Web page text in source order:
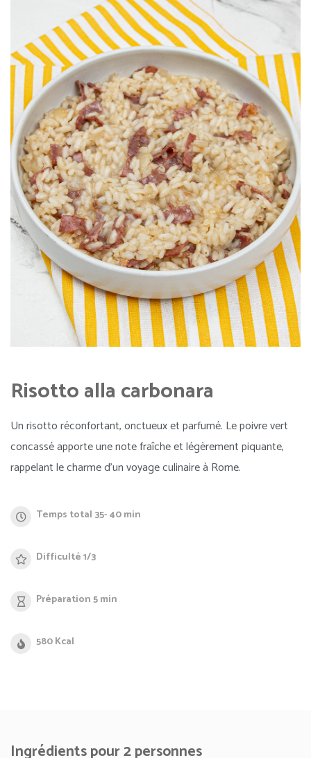
Risotto alla carbonara
Un risotto réconfortant, onctueux et parfumé. Le poivre vert
concassé apporte une note fraîche et légèrement piquante,
rappelant le charme d’un voyage culinaire à Rome.
Temps total 35- 40 min
Difficulté 1/3
Préparation 5 min
580 Kcal
Ingrédients pour 2 personnes